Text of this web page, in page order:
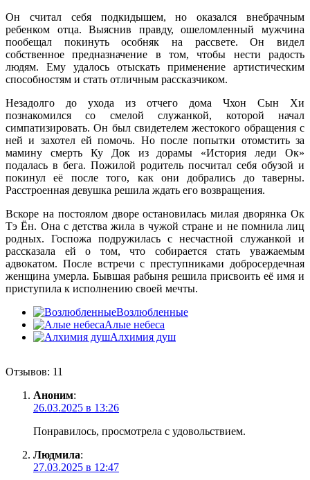
Он считал себя подкидышем, но оказался внебрачным
ребенком отца. Выяснив правду, ошеломленный мужчина
пообещал покинуть особняк на рассвете. Он видел
собственное предназначение в том, чтобы нести радость
людям. Ему удалось отыскать применение артистическим
способностям и стать отличным рассказчиком.
Незадолго до ухода из отчего дома Чхон Сын Хи
познакомился со смелой служанкой, которой начал
симпатизировать. Он был свидетелем жестокого обращения с
ней и захотел ей помочь. Но после попытки отомстить за
мамину смерть Ку Док из дорамы «История леди Ок»
подалась в бега. Пожилой родитель посчитал себя обузой и
покинул её после того, как они добрались до таверны.
Расстроенная девушка решила ждать его возвращения.
Вскоре на постоялом дворе остановилась милая дворянка Ок
Тэ Ён. Она с детства жила в чужой стране и не помнила лиц
родных. Госпожа подружилась с несчастной служанкой и
рассказала ей о том, что собирается стать уважаемым
адвокатом. После встречи с преступниками добросердечная
женщина умерла. Бывшая рабыня решила присвоить её имя и
приступила к исполнению своей мечты.
Возлюбленные
Алые небеса
Алхимия душ
Отзывов: 11
Аноним:
26.03.2025 в 13:26
Понравилось, просмотрела с удовольствием.
Людмила:
27.03.2025 в 12:47